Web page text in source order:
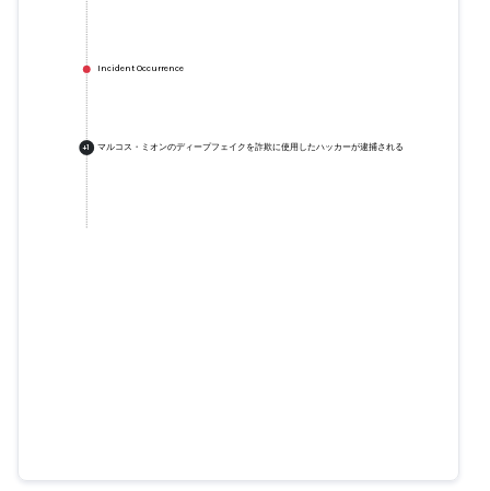
Incident Occurrence
+1 マルコス・ミオンのディープフェイクを詐欺に使用したハッカーが逮捕される